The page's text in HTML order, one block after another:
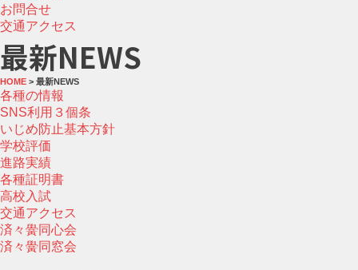
お問合せ
交通アクセス
最新NEWS
HOME > 最新NEWS
各種の情報
SNS利用３個条
いじめ防止基本方針
学校評価
進路実績
各種証明書
高校入試
交通アクセス
済々黌同心会
済々黌同窓会